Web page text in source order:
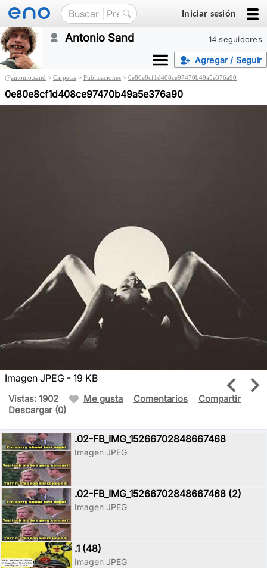
Iniciar sesión
14 seguidores
Antonio Sand
Agregar / Seguir
@antonio.sand > Carpetas > Publicaciones > 0e80e8cf1d408ce97470b49a5e376a90
0e80e8cf1d408ce97470b49a5e376a90
Imagen JPEG - 19 KB
Vistas: 1902 Me gusta Comentarios
Compartir
Descargar (0)
.02-FB_IMG_15266702848667468
Imagen JPEG
.02-FB_IMG_15266702848667468 (2)
Imagen JPEG
.1 (48)
Imagen JPEG